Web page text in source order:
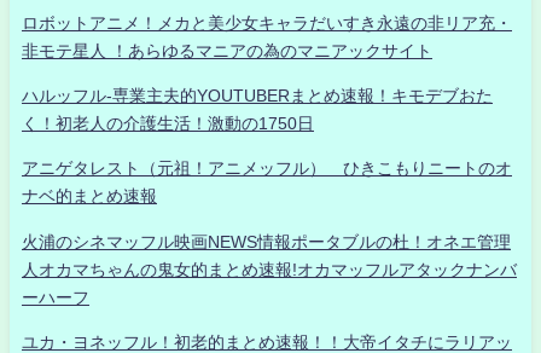
ロボットアニメ！メカと美少女キャラだいすき永遠の非リア充・
非モテ星人 ！あらゆるマニアの為のマニアックサイト
ハルッフル-専業主夫的YOUTUBERまとめ速報！キモデブおた
く！初老人の介護生活！激動の1750日
アニゲタレスト（元祖！アニメッフル） ひきこもりニートのオ
ナベ的まとめ速報
火浦のシネマッフル映画NEWS情報ポータブルの杜！オネエ管理
人オカマちゃんの鬼女的まとめ速報!オカマッフルアタックナンバ
ーハーフ
ユカ・ヨネッフル！初老的まとめ速報！！大帝イタチにラリアッ